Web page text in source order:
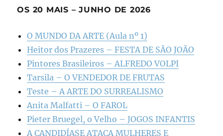
OS 20 MAIS – JUNHO DE 2026
O MUNDO DA ARTE (Aula nº 1)
Heitor dos Prazeres – FESTA DE SÃO JOÃO
Pintores Brasileiros – ALFREDO VOLPI
Tarsila – O VENDEDOR DE FRUTAS
Teste – A ARTE DO SURREALISMO
Anita Malfatti – O FAROL
Pieter Bruegel, o Velho – JOGOS INFANTIS
A CANDIDÍASE ATACA MULHERES E